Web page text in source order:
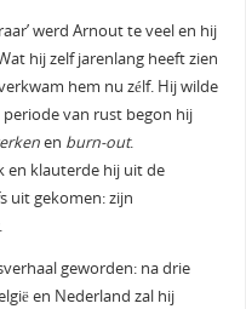
werd Arnout te veel en hij
hij zelf jarenlang heeft zien
hem nu zélf. Hij wilde
van rust begon hij
en burn-out.
en klauterde hij uit de
uit gekomen: zijn
geworden: na drie
en Nederland zal hij